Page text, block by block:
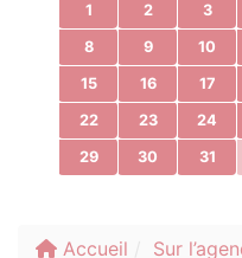
1 2 3
8 9 10
15 16 17
22 23 24
29 30 31
Accueil Sur